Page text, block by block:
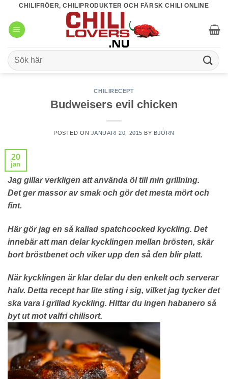
content
CHILIFRÖER, CHILIPRODUKTER OCH FÄRSK CHILI ONLINE
Sök
efter:
CHILIRECEPT
Budweisers evil chicken
POSTED ON JANUARI 20, 2015 BY BJÖRN
20
jan
Jag gillar verkligen att använda öl till min grillning.
Det ger massor av smak och gör det mesta mört och
fint.
Här gör jag en så kallad spatchcocked kyckling. Det
innebär att man delar kycklingen mellan brösten, skär
bort bröstbenet och viker upp den så den blir platt.
När kycklingen är klar delar du den enkelt och serverar
halv. Detta recept har lite sting i sig, vilket jag tycker det
ska vara i grillad kyckling. Hittar du ingen habanero så
byt ut mot valfri chilisort.